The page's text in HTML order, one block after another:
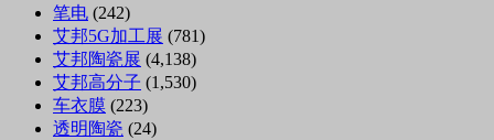
笔电 (242)
艾邦5G加工展 (781)
艾邦陶瓷展 (4,138)
艾邦高分子 (1,530)
车衣膜 (223)
透明陶瓷 (24)